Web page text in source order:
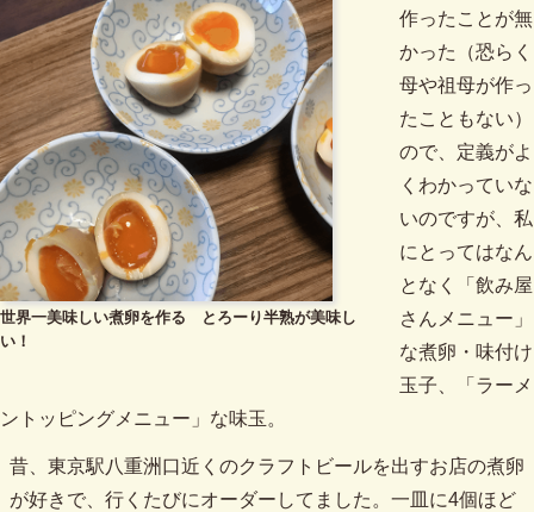
世界一美味しい煮卵を作る とろーり半熟が美味し
い！
作ったことが無
かった（恐らく
母や祖母が作っ
たこともない）
ので、定義がよ
くわかっていな
いのですが、私
にとってはなん
となく「飲み屋
さんメニュー」
な煮卵・味付け
玉子、「ラーメ
ントッピングメニュー」な味玉。
昔、東京駅八重洲口近くのクラフトビールを出すお店の煮卵
が好きで、行くたびにオーダーしてました。一皿に4個ほど